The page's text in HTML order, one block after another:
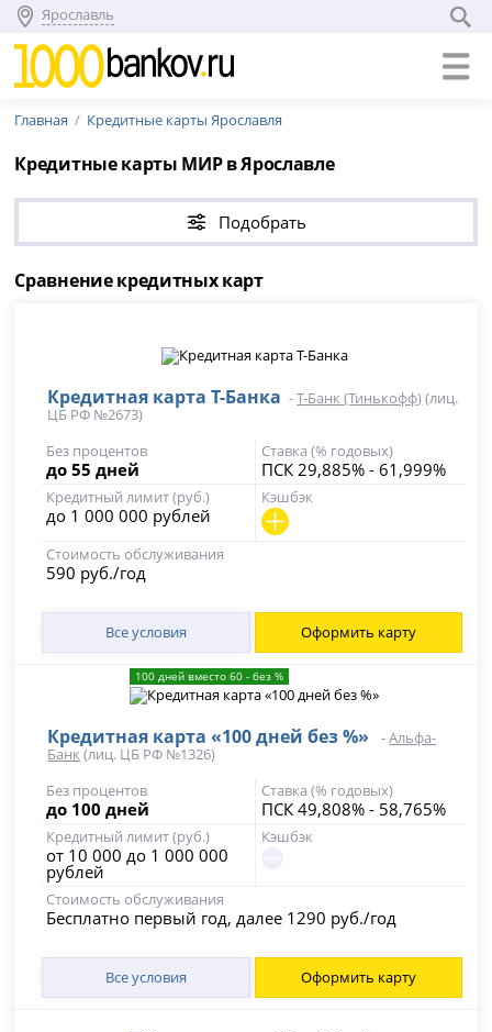
Ярославль
Главная Кредитные карты Ярославля
Кредитные карты МИР в Ярославле
Подобрать
Сравнение кредитных карт
Кредитная карта Т-Банка -Т-Банк (Тинькофф)(лиц.
ЦБ РФ №2673)
Без процентов
до 55 дней
Ставка (% годовых)
ПСК 29,885% - 61,999%
Кредитный лимит (руб.)
до 1 000 000 рублей
Кэшбэк
Стоимость обслуживания
590 руб./год
Все условия Оформить карту
100 дней вместо 60 - без %
Кредитная карта «100 дней без %» -Альфа-
Банк (лиц. ЦБ РФ №1326)
Без процентов
до 100 дней
Ставка (% годовых)
ПСК 49,808% - 58,765%
Кредитный лимит (руб.)
от 10 000 до 1 000 000
рублей
Кэшбэк
Стоимость обслуживания
Бесплатно первый год, далее 1290 руб./год
Все условия Оформить карту